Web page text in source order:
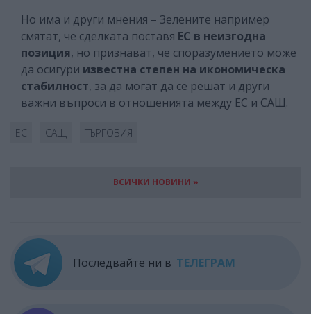
Но има и други мнения – Зелените например
смятат, че сделката поставя ЕС в неизгодна
позиция, но признават, че споразумението може
да осигури известна степен на икономическа
стабилност, за да могат да се решат и други
важни въпроси в отношенията между ЕС и САЩ.
ЕС САЩ ТЪРГОВИЯ
ВСИЧКИ НОВИНИ »
Последвайте ни в ТЕЛЕГРАМ